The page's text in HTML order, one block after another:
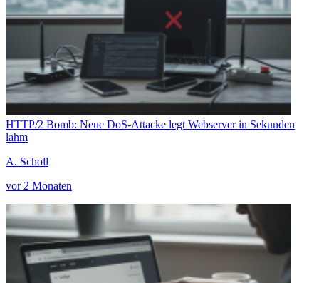
HTTP/2 Bomb: Neue DoS-Attacke legt Webserver in Sekunden
lahm
A. Scholl
vor 2 Monaten